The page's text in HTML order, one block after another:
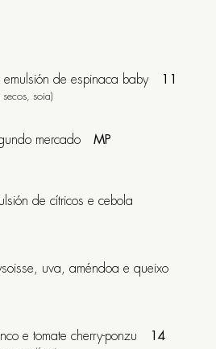
emulsión de espinaca baby 11
soia)
mercado MP
de cítricos e cebola
uva, améndoa e queixo
e tomate cherry-ponzu 14